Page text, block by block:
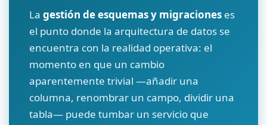
La gestión de esquemas y migraciones es
el punto donde la arquitectura de datos se
encuentra con la realidad operativa: el
momento en que un cambio
aparentemente trivial —añadir una
columna, renombrar un campo, dividir una
tabla— puede tumbar un servicio que